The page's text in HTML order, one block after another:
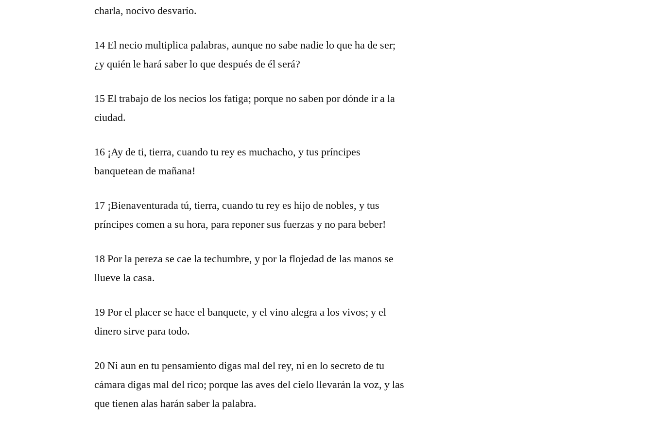
charla, nocivo desvarío.
14 El necio multiplica palabras, aunque no sabe nadie lo que ha de ser;
¿y quién le hará saber lo que después de él será?
15 El trabajo de los necios los fatiga; porque no saben por dónde ir a la
ciudad.
16 ¡Ay de ti, tierra, cuando tu rey es muchacho, y tus príncipes
banquetean de mañana!
17 ¡Bienaventurada tú, tierra, cuando tu rey es hijo de nobles, y tus
príncipes comen a su hora, para reponer sus fuerzas y no para beber!
18 Por la pereza se cae la techumbre, y por la flojedad de las manos se
llueve la casa.
19 Por el placer se hace el banquete, y el vino alegra a los vivos; y el
dinero sirve para todo.
20 Ni aun en tu pensamiento digas mal del rey, ni en lo secreto de tu
cámara digas mal del rico; porque las aves del cielo llevarán la voz, y las
que tienen alas harán saber la palabra.